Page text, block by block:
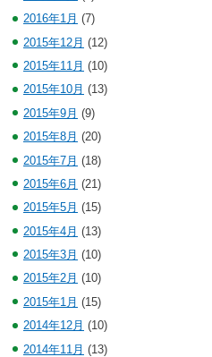
2016年1月 (7)
2015年12月 (12)
2015年11月 (10)
2015年10月 (13)
2015年9月 (9)
2015年8月 (20)
2015年7月 (18)
2015年6月 (21)
2015年5月 (15)
2015年4月 (13)
2015年3月 (10)
2015年2月 (10)
2015年1月 (15)
2014年12月 (10)
2014年11月 (13)